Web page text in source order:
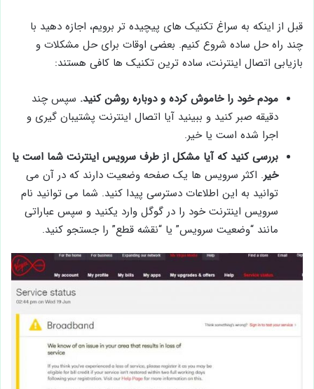
قبل از اینکه به سراغ تکنیک های پیچیده تر برویم، اجازه دهید با
چند راه حل ساده شروع کنیم. بعضی اوقات برای حل مشکلات و
بازیابی اتصال اینترنت، ساده ترین تکنیک ها کافی هستند:
مودم خود را خاموش کرده و دوباره روشن کنید. سپس چند
دقیقه صبر کنید و ببینید آیا اتصال اینترنت پشتیبان گیری و
اجرا شده است یا خیر.
بررسی کنید که آیا مشکل از طرف سرویس اینترنت شما است یا
خیر. اکثر سرویس ها یک صفحه وضعیت دارند که در آن می
توانید به این اطلاعات دسترسی پیدا کنید. شما می توانید نام
سرویس اینترنت خود را در گوگل وارد یکنید و سپس عباراتی
مانند “وضعیت سرویس” یا “نقشه قطع” را جستجو کنید.